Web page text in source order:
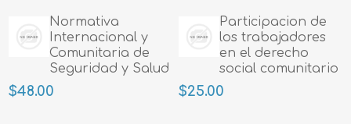
Normativa
Internacional y
Comunitaria de
Seguridad y Salud
en el Trabajo
$48.00
Participacion de
los trabajadores
en el derecho
social comunitario
$25.00